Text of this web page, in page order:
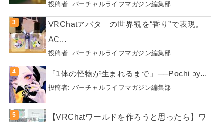
投稿者: バーチャルライフマガジン編集部
VRChatアバターの世界観を“香り”で表現。
AC...
投稿者: バーチャルライフマガジン編集部
「1体の怪物が生まれるまで」──Pochi by...
投稿者: バーチャルライフマガジン編集部
【VRChatワールドを作ろうと思ったら】ワ